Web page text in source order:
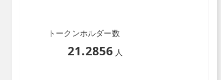
トークンホルダー数
21.2856 人